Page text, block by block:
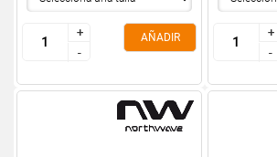
+
-
+
-
AÑADIR
+
-
+
-